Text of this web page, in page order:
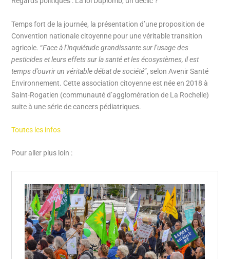
Temps fort de la journée, la présentation d’une proposition de
Convention nationale citoyenne pour une véritable transition
agricole. “Face à l’inquiétude grandissante sur l’usage des
pesticides et leurs effets sur la santé et les écosystèmes, il est
temps d’ouvrir un véritable débat de société”, selon Avenir Santé
Environnement. Cette association citoyenne est née en 2018 à
Saint-Rogatien (communauté d’agglomération de La Rochelle)
suite à une série de cancers pédiatriques.
Toutes les infos
Pour aller plus loin :